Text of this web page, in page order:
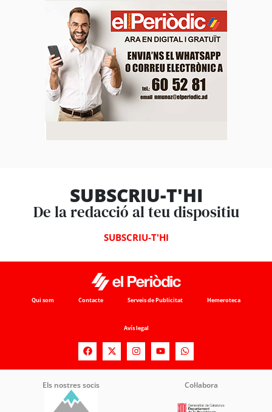
SUBSCRIU-T'HI
De la redacció al teu dispositiu
SUBSCRIU-T'HI
Qui som Contacte Serveis de Publicitat Hemeroteca
Avís legal
Els nostres socis Col·labora